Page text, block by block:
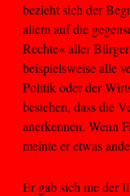
bezieht sich der
allem auf die
Rechte« aller
beispielsweise alle
Politik oder der
bestehen, dass die
anerkennen. Wenn
meinte er etwas
Er gab sich nie der